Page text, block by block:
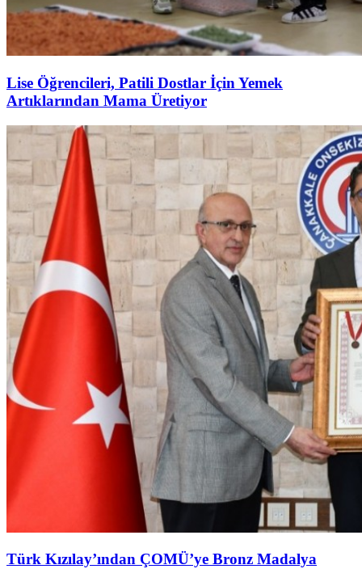
Lise Öğrencileri, Patili Dostlar İçin Yemek
Artıklarından Mama Üretiyor
Türk Kızılay’ından ÇOMÜ’ye Bronz Madalya